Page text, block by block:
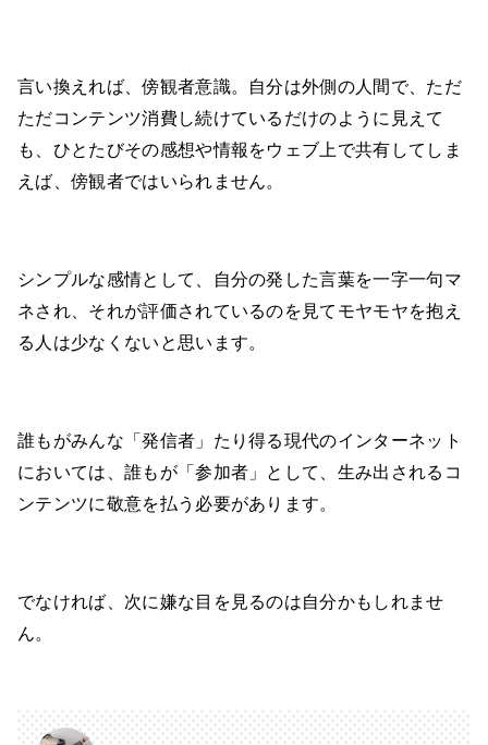
言い換えれば、傍観者意識。自分は外側の人間で、ただ
ただコンテンツ消費し続けているだけのように見えて
も、ひとたびその感想や情報をウェブ上で共有してしま
えば、傍観者ではいられません。
シンプルな感情として、自分の発した言葉を一字一句マ
ネされ、それが評価されているのを見てモヤモヤを抱え
る人は少なくないと思います。
誰もがみんな「発信者」たり得る現代のインターネット
においては、誰もが「参加者」として、生み出されるコ
ンテンツに敬意を払う必要があります。
でなければ、次に嫌な目を見るのは自分かもしれませ
ん。